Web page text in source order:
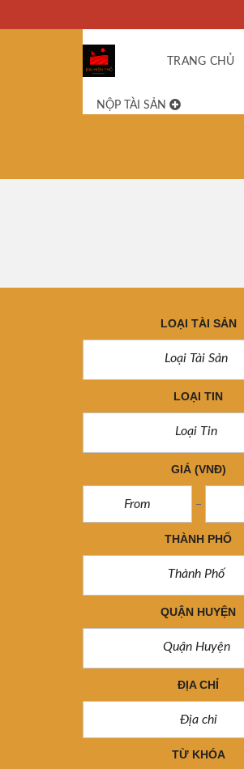
TRANG CHỦ
NỘP TÀI SẢN
LOẠI TÀI SẢN
Loại Tài Sản
LOẠI TIN
Loại Tin
GIÁ (VNĐ)
THÀNH PHỐ
Thành Phố
QUẬN HUYỆN
Quận Huyện
ĐỊA CHỈ
TỪ KHÓA